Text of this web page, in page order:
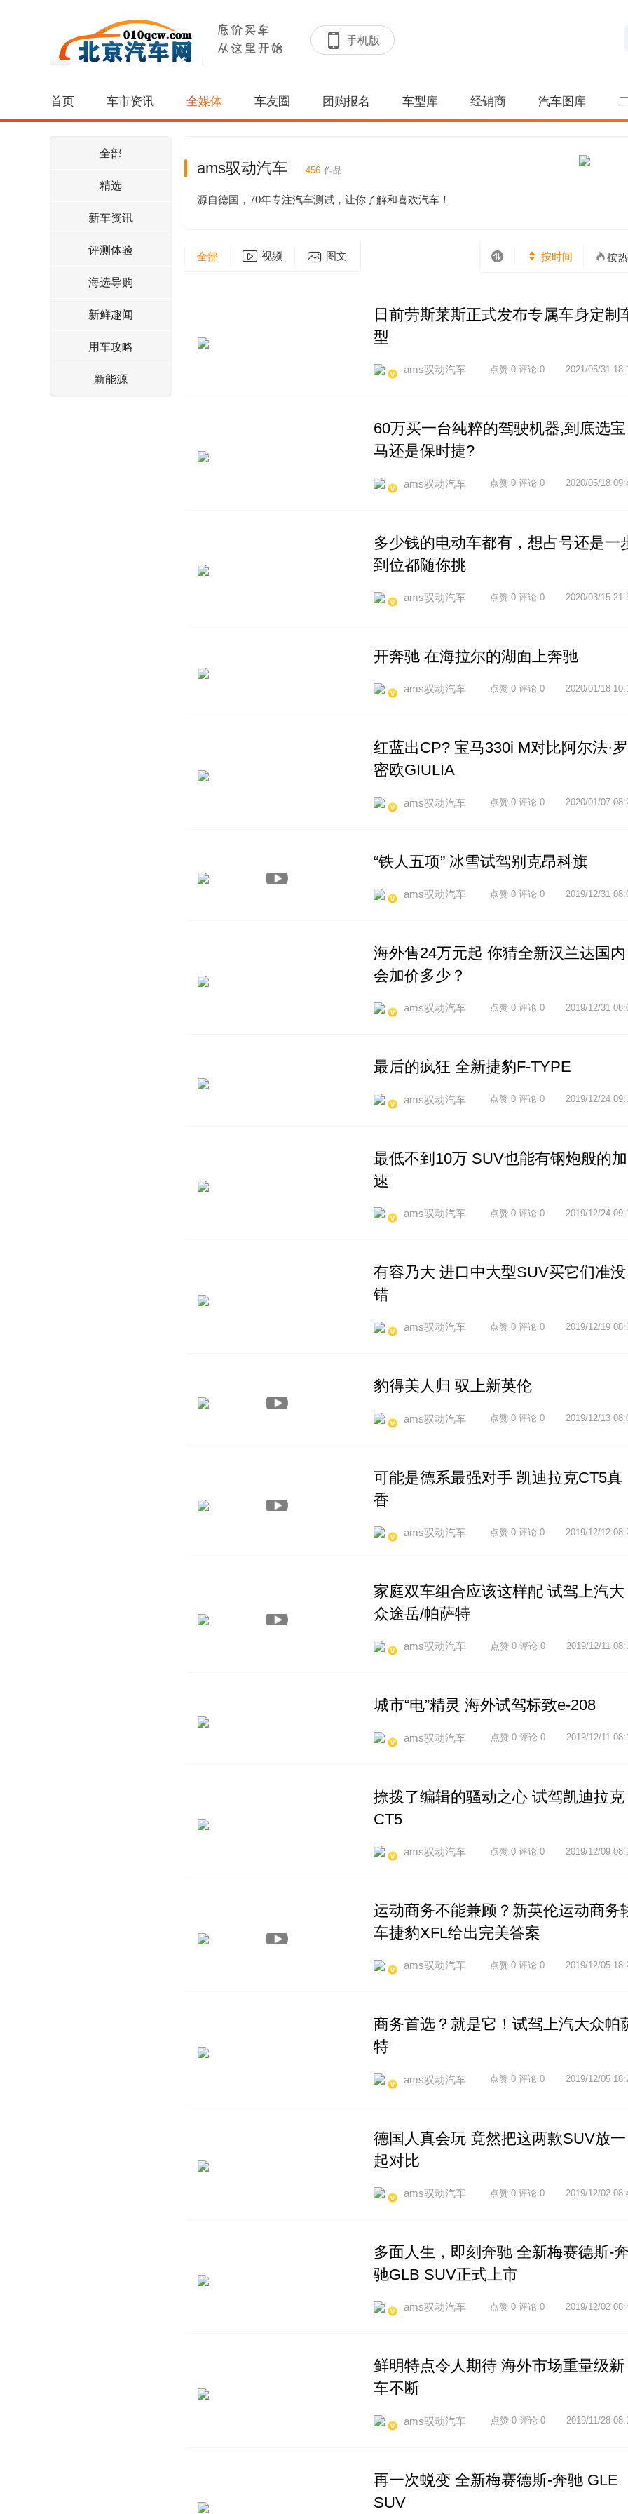
手机版
首页 车市资讯 全媒体 车友圈 团购报名 车型库 经销商 汽车图库
全部
精选
新车资讯
评测体验
海选导购
新鲜趣闻
用车攻略
新能源
ams驭动汽车 456 作品
源自德国，70年专注汽车测试，让你了解和喜欢汽车！
全部 视频 图文 按时间 按
日前劳斯莱斯正式发布专属车身定制
型
ams驭动汽车 2021/05/31
点赞 0 评论 0
60万买一台纯粹的驾驶机器,到底选宝
马还是保时捷?
ams驭动汽车 2020/05/18
点赞 0 评论 0
多少钱的电动车都有，想占号还是一
到位都随你挑
ams驭动汽车 2020/03/15
点赞 0 评论 0
开奔驰 在海拉尔的湖面上奔驰
ams驭动汽车 2020/01/18
点赞 0 评论 0
红蓝出CP? 宝马330i M对比阿尔法·罗
密欧GIULIA
ams驭动汽车 2020/01/07
点赞 0 评论 0
“铁人五项” 冰雪试驾别克昂科旗
ams驭动汽车 2019/12/31
点赞 0 评论 0
海外售24万元起 你猜全新汉兰达国内
会加价多少？
ams驭动汽车 2019/12/31
点赞 0 评论 0
最后的疯狂 全新捷豹F-TYPE
ams驭动汽车 2019/12/24
点赞 0 评论 0
最低不到10万 SUV也能有钢炮般的加
速
ams驭动汽车 2019/12/24
点赞 0 评论 0
有容乃大 进口中大型SUV买它们准没
错
ams驭动汽车 2019/12/19
点赞 0 评论 0
豹得美人归 驭上新英伦
ams驭动汽车 2019/12/13
点赞 0 评论 0
可能是德系最强对手 凯迪拉克CT5真
香
ams驭动汽车 2019/12/12
点赞 0 评论 0
家庭双车组合应该这样配 试驾上汽大
众途岳/帕萨特
ams驭动汽车 2019/12/11
点赞 0 评论 0
城市“电”精灵 海外试驾标致e-208
ams驭动汽车 2019/12/11
点赞 0 评论 0
撩拨了编辑的骚动之心 试驾凯迪拉克
CT5
ams驭动汽车 2019/12/09
点赞 0 评论 0
运动商务不能兼顾？新英伦运动商务
车捷豹XFL给出完美答案
ams驭动汽车 2019/12/05
点赞 0 评论 0
商务首选？就是它！试驾上汽大众帕
特
ams驭动汽车 2019/12/05
点赞 0 评论 0
德国人真会玩 竟然把这两款SUV放一
起对比
ams驭动汽车 2019/12/02
点赞 0 评论 0
多面人生，即刻奔驰 全新梅赛德斯-奔
驰GLB SUV正式上市
ams驭动汽车 2019/12/02
点赞 0 评论 0
鲜明特点令人期待 海外市场重量级新
车不断
ams驭动汽车 2019/11/28
点赞 0 评论 0
再一次蜕变 全新梅赛德斯-奔驰 GLE
SUV